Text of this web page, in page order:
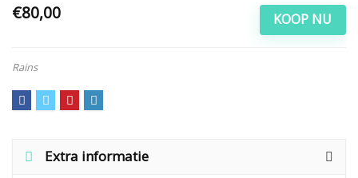
KOOP NU
€80,00
Rains
Extra informatie